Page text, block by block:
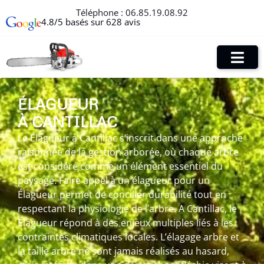
Téléphone : 06.85.19.08.92
4.8/5 basés sur 628 avis
ÉLAGUEUR
À CANTILLAC
Le Élagueur à Cantillac s’inscrit dans une approche
raisonnée de la gestion arborée, où chaque arbre
est considéré comme un élément essentiel du
paysage. Faire appel à un élagueur pour un
Élagueur permet de concilier durabilité tout en
respectant la physiologie de l’arbre. A Cantillac, le
Élagueur répond à des enjeux multiples liés à les
contraintes climatiques locales. L’élagage arbre et
la taille arbre ne sont jamais réalisés au hasard,